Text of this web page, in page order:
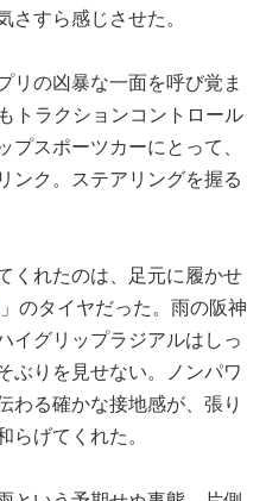
さすら感じさせた。
リの凶暴な一面を呼び覚ま
トラクションコントロール
プスポーツカーにとって、
ンク。ステアリングを握る
くれたのは、足元に履かせ
」のタイヤだった。雨の阪神
イグリップラジアルはしっ
ぶりを見せない。ノンパワ
わる確かな接地感が、張り
らげてくれた。